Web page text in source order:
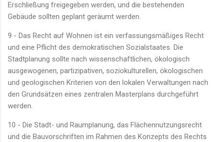
Erschließung freigegeben werden, und die bestehenden
Gebäude sollten geplant geräumt werden.
9 - Das Recht auf Wohnen ist ein verfassungsmäßiges Recht
und eine Pflicht des demokratischen Sozialstaates. Die
Stadtplanung sollte nach wissenschaftlichen, ökologisch
ausgewogenen, partizipativen, soziokulturellen, ökologischen
und geologischen Kriterien von den lokalen Verwaltungen nach
den Grundsätzen eines zentralen Masterplans durchgeführt
werden.
10 - Die Stadt- und Raumplanung, das Flächennutzungsrecht
und die Bauvorschriften im Rahmen des Konzepts des Rechts